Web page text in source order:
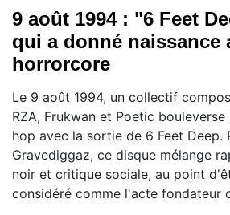
9 août 1994 : "6 Feet
qui a donné naissance
horrorcore
Le 9 août 1994, un collectif
RZA, Frukwan et Poetic
hop avec la sortie de 6 Feet Deep.
Gravediggaz, ce disque mélange
noir et critique sociale, au point
considéré comme l'acte fondateur